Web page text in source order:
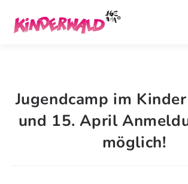
Inhalt
springen
Jugendcamp im
und 15. April
möglich!